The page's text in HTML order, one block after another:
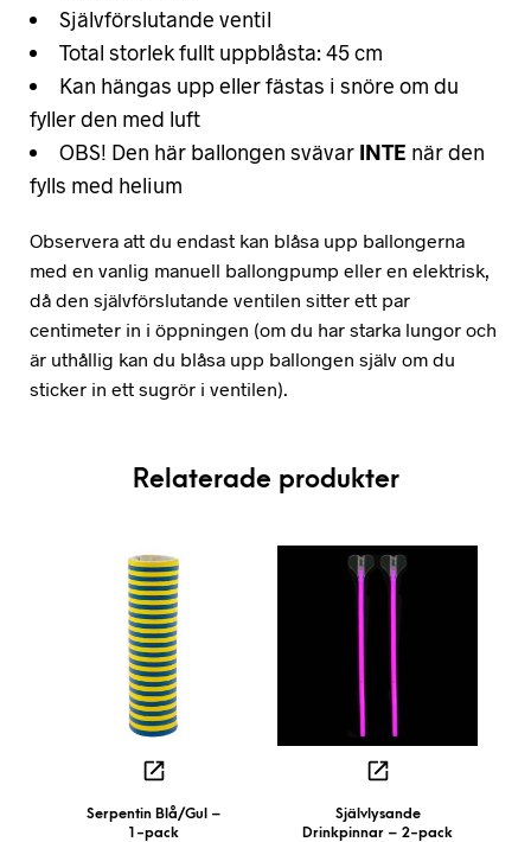
Självförslutande ventil
Total storlek fullt uppblåsta: 45 cm
Kan hängas upp eller fästas i snöre om du
fyller den med luft
OBS! Den här ballongen svävar INTE när den
fylls med helium
Observera att du endast kan blåsa upp ballongerna
med en vanlig manuell ballongpump eller en elektrisk,
då den självförslutande ventilen sitter ett par
centimeter in i öppningen (om du har starka lungor och
är uthållig kan du blåsa upp ballongen själv om du
sticker in ett sugrör i ventilen).
Relaterade produkter
Serpentin Blå/Gul –
1-pack
Självlysande
Drinkpinnar – 2-pack